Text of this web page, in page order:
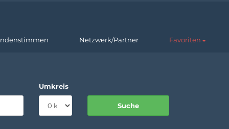
Netzwerk/Partner Favoriten
Umkreis